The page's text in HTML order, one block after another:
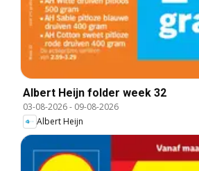
Albert Heijn folder week 32
03-08-2026- 09-08-2026
Albert Heijn